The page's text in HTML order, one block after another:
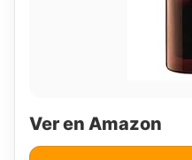
Ver en Amazon